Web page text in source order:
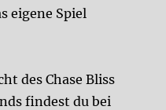
eigene Spiel
des Chase Bliss
findest du bei